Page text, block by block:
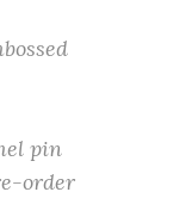
pin
order